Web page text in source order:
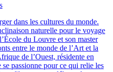
dans les cultures du monde.
naturelle pour le voyage
du Louvre et son master
entre le monde de l’Art et la
de l’Ouest, résidente en
passionne pour ce qui relie les